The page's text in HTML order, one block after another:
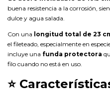
buena resistencia a la corrosión,
dulce y agua salada.
Con una longitud total de 23
el fileteado, especialmente en
incluye una funda protectora
filo cuando no está en uso.
⭐